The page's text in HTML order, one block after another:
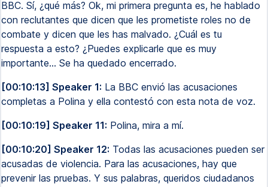
BBC. Sí, ¿qué más? Ok, mi primera pregunta es, he hablado
con reclutantes que dicen que les prometiste roles no de
combate y dicen que les has malvado. ¿Cuál es tu
respuesta a esto? ¿Puedes explicarle que es muy
importante... Se ha quedado encerrado.
[00:10:13] Speaker 1: La BBC envió las acusaciones
completas a Polina y ella contestó con esta nota de voz.
[00:10:19] Speaker 11: Polina, mira a mí.
[00:10:20] Speaker 12: Todas las acusaciones pueden ser
acusadas de violencia. Para las acusaciones, hay que
prevenir las pruebas. Y sus palabras, queridos ciudadanos